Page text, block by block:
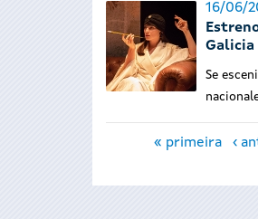
16/06/
Galicia
Se
Páginas
« primeira ‹